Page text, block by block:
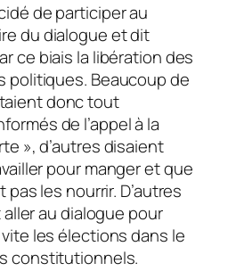
de participer au
du dialogue et dit
ce biais la libération des
politiques. Beaucoup de
donc tout
de l’appel à la
», d’autres disaient
pour manger et que
pas les nourrir. D’autres
au dialogue pour
les élections dans le
constitutionnels.